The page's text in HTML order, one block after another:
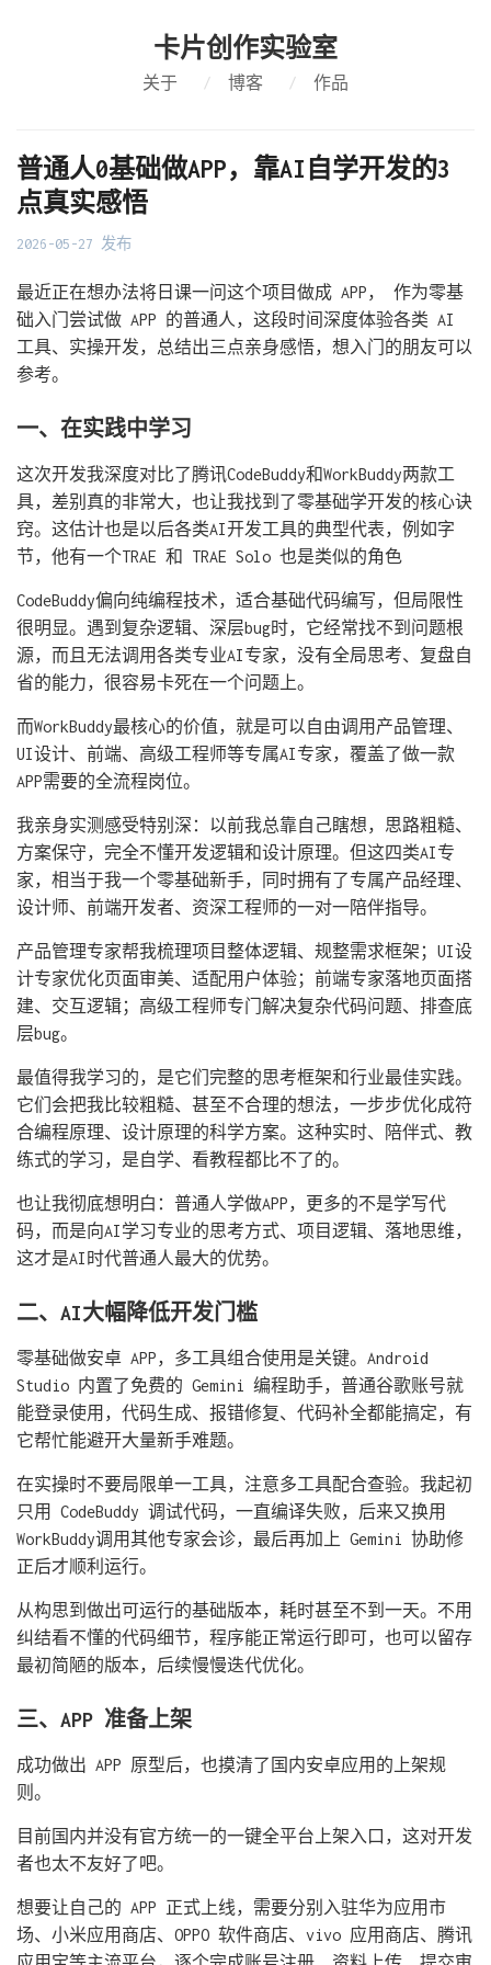
卡片创作实验室
关于 / 博客 / 作品
普通人0基础做APP，靠AI自学开发的3
点真实感悟
2026-05-27 发布
最近正在想办法将日课一问这个项目做成 APP， 作为零基
础入门尝试做 APP 的普通人，这段时间深度体验各类 AI
工具、实操开发，总结出三点亲身感悟，想入门的朋友可以
参考。
一、在实践中学习
这次开发我深度对比了腾讯CodeBuddy和WorkBuddy两款工
具，差别真的非常大，也让我找到了零基础学开发的核心诀
窍。这估计也是以后各类AI开发工具的典型代表，例如字
节，他有一个TRAE 和 TRAE Solo 也是类似的角色
CodeBuddy偏向纯编程技术，适合基础代码编写，但局限性
很明显。遇到复杂逻辑、深层bug时，它经常找不到问题根
源，而且无法调用各类专业AI专家，没有全局思考、复盘自
省的能力，很容易卡死在一个问题上。
而WorkBuddy最核心的价值，就是可以自由调用产品管理、
UI设计、前端、高级工程师等专属AI专家，覆盖了做一款
APP需要的全流程岗位。
我亲身实测感受特别深：以前我总靠自己瞎想，思路粗糙、
方案保守，完全不懂开发逻辑和设计原理。但这四类AI专
家，相当于我一个零基础新手，同时拥有了专属产品经理、
设计师、前端开发者、资深工程师的一对一陪伴指导。
产品管理专家帮我梳理项目整体逻辑、规整需求框架；UI设
计专家优化页面审美、适配用户体验；前端专家落地页面搭
建、交互逻辑；高级工程师专门解决复杂代码问题、排查底
层bug。
最值得我学习的，是它们完整的思考框架和行业最佳实践。
它们会把我比较粗糙、甚至不合理的想法，一步步优化成符
合编程原理、设计原理的科学方案。这种实时、陪伴式、教
练式的学习，是自学、看教程都比不了的。
也让我彻底想明白：普通人学做APP，更多的不是学写代
码，而是向AI学习专业的思考方式、项目逻辑、落地思维，
这才是AI时代普通人最大的优势。
二、AI大幅降低开发门槛
零基础做安卓 APP，多工具组合使用是关键。Android
Studio 内置了免费的 Gemini 编程助手，普通谷歌账号就
能登录使用，代码生成、报错修复、代码补全都能搞定，有
它帮忙能避开大量新手难题。
在实操时不要局限单一工具，注意多工具配合查验。我起初
只用 CodeBuddy 调试代码，一直编译失败，后来又换用
WorkBuddy调用其他专家会诊，最后再加上 Gemini 协助修
正后才顺利运行。
从构思到做出可运行的基础版本，耗时甚至不到一天。不用
纠结看不懂的代码细节，程序能正常运行即可，也可以留存
最初简陋的版本，后续慢慢迭代优化。
三、APP 准备上架
成功做出 APP 原型后，也摸清了国内安卓应用的上架规
则。
目前国内并没有官方统一的一键全平台上架入口，这对开发
者也太不友好了吧。
想要让自己的 APP 正式上线，需要分别入驻华为应用市
场、小米应用商店、OPPO 软件商店、vivo 应用商店、腾讯